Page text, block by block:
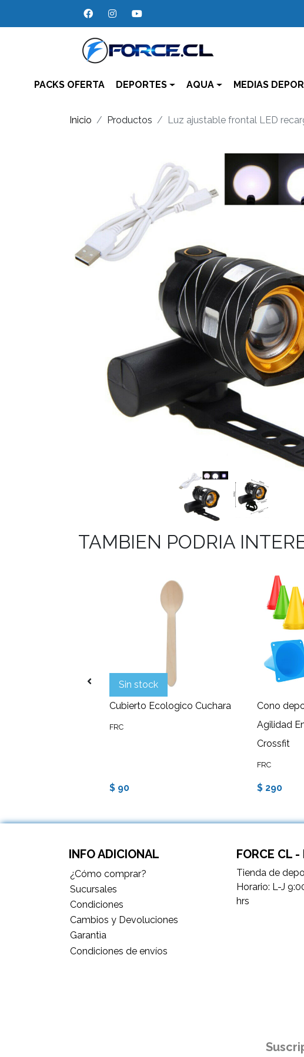
PACKS OFERTA DEPORTES AQUA MEDIAS
Inicio Productos Luz ajustable frontal LED
TAMBIEN PODRIA
Sin stock
Cubierto Ecologico Cuchara
FRC
$ 90
Cono
Agilidad
Crossfit
FRC
$ 290
INFO ADICIONAL
¿Cómo comprar?
Sucursales
Condiciones
Cambios y Devoluciones
Garantìa
Condiciones de envíos
FORCE CL -
Tienda de
Horario: L-J
hrs